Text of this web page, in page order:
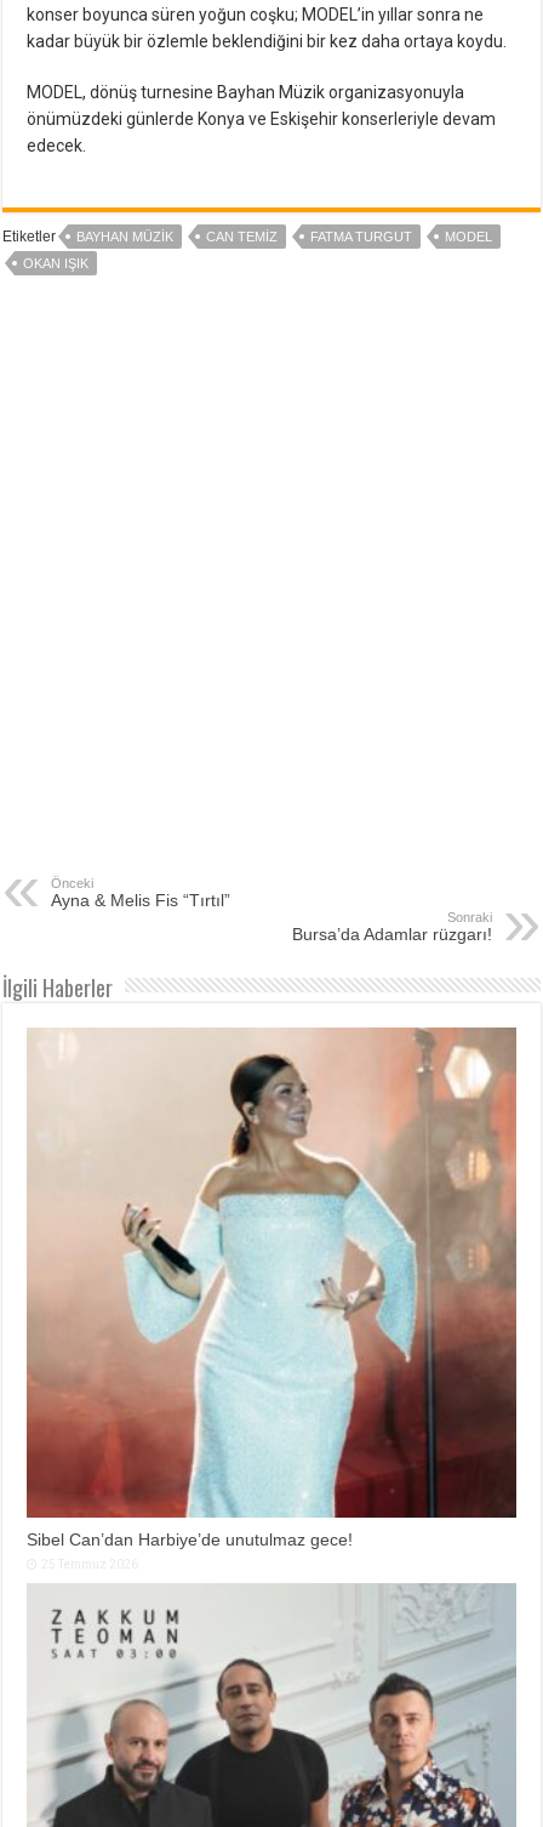
konser boyunca süren yoğun coşku; MODEL’in yıllar sonra ne
kadar büyük bir özlemle beklendiğini bir kez daha ortaya koydu.
MODEL, dönüş turnesine Bayhan Müzik organizasyonuyla
önümüzdeki günlerde Konya ve Eskişehir konserleriyle devam
edecek.
Etiketler BAYHAN MÜZIK CAN TEMIZ FATMA TURGUT
MODEL
OKAN IŞIK
Önceki
Ayna & Melis Fis “Tırtıl”
Sonraki
Bursa’da Adamlar rüzgarı!
İlgili Haberler
Sibel Can’dan Harbiye’de unutulmaz gece!